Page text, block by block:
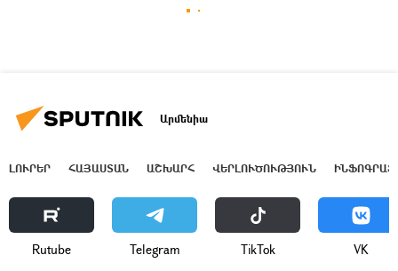
Արմենիա
ԼՈՒՐԵՐ ՀԱՅԱՍՏԱՆ ԱՇԽԱՐՀ ՎԵՐԼՈՒԾՈՒԹՅՈՒՆ
Rutube Telegram ТikТоk VK